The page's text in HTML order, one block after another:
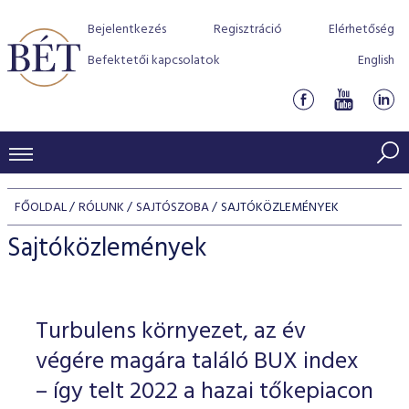
Bejelentkezés Regisztráció
Elérhetőség
Befektetői kapcsolatok
English
KERESKEDÉSI ADATOK
INDEXEK
Jelzáloglevél indexek
Vállalati kötvény indexek
Azonnali Piac
Részvények
Származékos piac
BEFEKTETŐK
Részvény szekció
Hitelpapír szekció
BÉT szabályzatok
Befektetővédelem
Alkalmazott díjstruktúra
Elszámolás
Részvény és vállalati kötvény tőzsdei bevezetését
program
BÉT Xtend - Részvénypiac egyszerűen
TŐZSDETAGOK
Tőzsdetagok, üzletkötők
VENDOROK
FŐOLDAL RÓLUNK SAJTÓSZOBA SAJTÓKÖZLEMÉNYEK
Sajtóközlemények
Turbulens környezet, az év
végére magára találó BUX index
– így telt 2022 a hazai tőkepiacon